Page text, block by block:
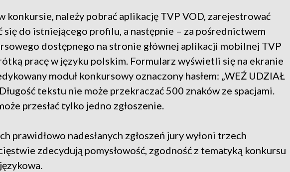
konkursie, należy pobrać aplikację TVP VOD, zarejestrować
się do istniejącego profilu, a następnie – za pośrednictwem
dostępnego na stronie głównej aplikacji mobilnej TVP
pracę w języku polskim. Formularz wyświetli się na ekranie
moduł konkursowy oznaczony hasłem: „WEŹ UDZIAŁ
tekstu nie może przekraczać 500 znaków ze spacjami.
przesłać tylko jedno zgłoszenie.
prawidłowo nadesłanych zgłoszeń jury wyłoni trzech
zdecydują pomysłowość, zgodność z tematyką konkursu